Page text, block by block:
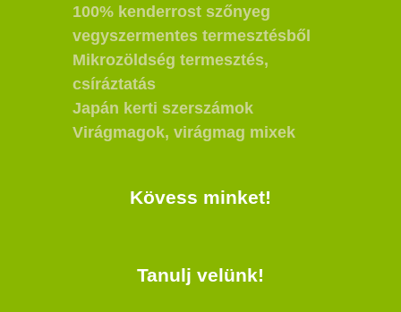
100% kenderrost szőnyeg
vegyszermentes termesztésből
Mikrozöldség termesztés,
csíráztatás
Japán kerti szerszámok
Virágmagok, virágmag mixek
Kövess minket!
Tanulj velünk!